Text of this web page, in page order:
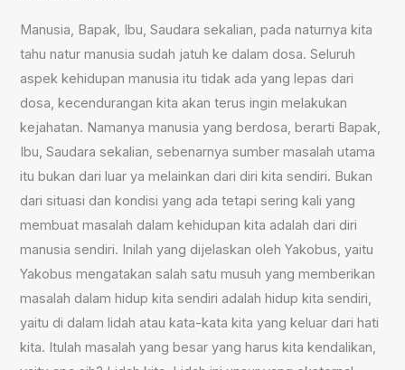
Manusia, Bapak, Ibu, Saudara sekalian, pada naturnya kita
tahu natur manusia sudah jatuh ke dalam dosa. Seluruh
aspek kehidupan manusia itu tidak ada yang lepas dari
dosa, kecendurangan kita akan terus ingin melakukan
kejahatan. Namanya manusia yang berdosa, berarti Bapak,
Ibu, Saudara sekalian, sebenarnya sumber masalah utama
itu bukan dari luar ya melainkan dari diri kita sendiri. Bukan
dari situasi dan kondisi yang ada tetapi sering kali yang
membuat masalah dalam kehidupan kita adalah dari diri
manusia sendiri. Inilah yang dijelaskan oleh Yakobus, yaitu
Yakobus mengatakan salah satu musuh yang memberikan
masalah dalam hidup kita sendiri adalah hidup kita sendiri,
yaitu di dalam lidah atau kata-kata kita yang keluar dari hati
kita. Itulah masalah yang besar yang harus kita kendalikan,